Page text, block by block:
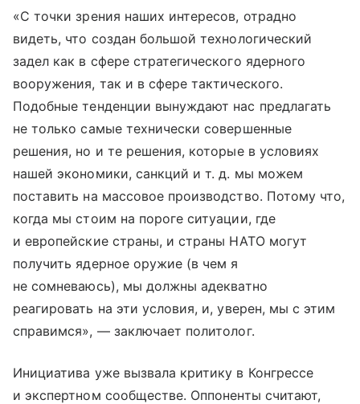
«С точки зрения наших интересов, отрадно
видеть, что создан большой технологический
задел как в сфере стратегического ядерного
вооружения, так и в сфере тактического.
Подобные тенденции вынуждают нас предлагать
не только самые технически совершенные
решения, но и те решения, которые в условиях
нашей экономики, санкций и т. д. мы можем
поставить на массовое производство. Потому что,
когда мы стоим на пороге ситуации, где
и европейские страны, и страны НАТО могут
получить ядерное оружие (в чем я
не сомневаюсь), мы должны адекватно
реагировать на эти условия, и, уверен, мы с этим
справимся», — заключает политолог.
Инициатива уже вызвала критику в Конгрессе
и экспертном сообществе. Оппоненты считают,